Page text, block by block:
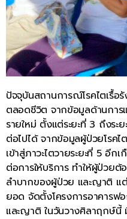
ปัจจุบันสถานการณ์โรคไตเรื้อ
ตลอดชีวิต จากข้อมูลด้านการ
รายใหม่ ตั้งแต่ระยะที่ 3 ถึงระ
ต่อไปได้ จากข้อมูลผู้ป่วยโรค
เข้าสู่ภาวะไตวายระยะที่ 5 อี
ต่อการให้บริการ ทำให้ผู้ป่วยต้
ลำบากของผู้ป่วย และญาติ แ
ยอด จัดตั้งโครงการอาคารฟ
และญาติ ในวันวางศิลาฤกษ์นี้